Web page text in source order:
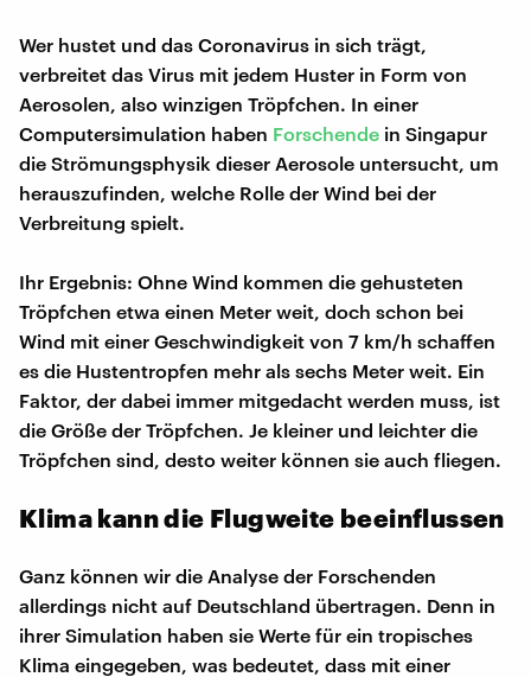
Wer hustet und das Coronavirus in sich trägt,
verbreitet das Virus mit jedem Huster in Form von
Aerosolen, also winzigen Tröpfchen. In einer
Computersimulation haben Forschende in Singapur
die Strömungsphysik dieser Aerosole untersucht, um
herauszufinden, welche Rolle der Wind bei der
Verbreitung spielt.
Ihr Ergebnis: Ohne Wind kommen die gehusteten
Tröpfchen etwa einen Meter weit, doch schon bei
Wind mit einer Geschwindigkeit von 7 km/h schaffen
es die Hustentropfen mehr als sechs Meter weit. Ein
Faktor, der dabei immer mitgedacht werden muss, ist
die Größe der Tröpfchen. Je kleiner und leichter die
Tröpfchen sind, desto weiter können sie auch fliegen.
Klima kann die Flugweite beeinflussen
Ganz können wir die Analyse der Forschenden
allerdings nicht auf Deutschland übertragen. Denn in
ihrer Simulation haben sie Werte für ein tropisches
Klima eingegeben, was bedeutet, dass mit einer